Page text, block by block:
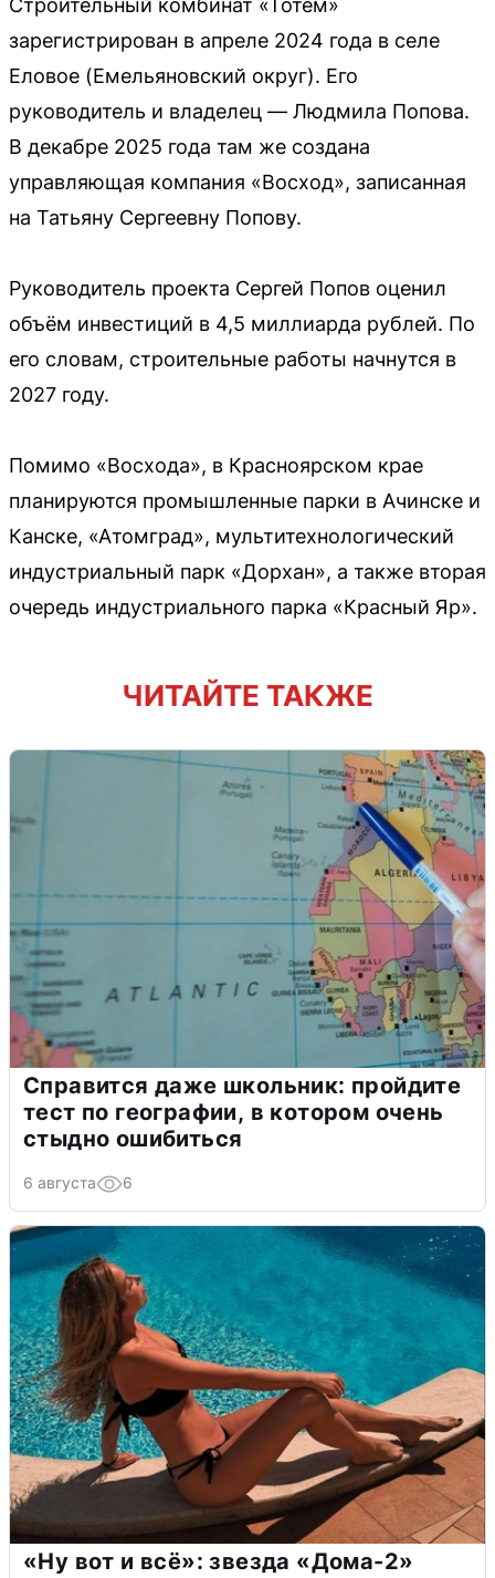
зарегистрирован в апреле 2024 года в селе
Еловое (Емельяновский округ). Его
руководитель и владелец — Людмила Попова.
В декабре 2025 года там же создана
управляющая компания «Восход», записанная
на Татьяну Сергеевну Попову.
Руководитель проекта Сергей Попов оценил
объём инвестиций в 4,5 миллиарда рублей. По
его словам, строительные работы начнутся в
2027 году.
Помимо «Восхода», в Красноярском крае
планируются промышленные парки в Ачинске и
Канске, «Атомград», мультитехнологический
индустриальный парк «Дорхан», а также вторая
очередь индустриального парка «Красный Яр».
ЧИТАЙТЕ ТАКЖЕ
Справится даже школьник: пройдите
тест по географии, в котором очень
стыдно ошибиться
6 августа 6
«Ну вот и всё»: звезда «Дома-2»